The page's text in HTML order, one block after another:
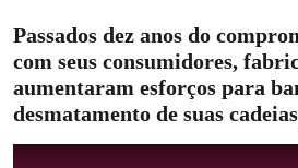
Passados dez anos do
com seus consumidores,
aumentaram esforços para
desmatamento de suas